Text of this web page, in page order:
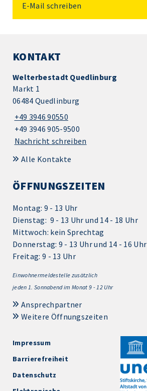
E-Mail schreiben
KONTAKT
Welterbestadt Quedlinburg
Markt 1
06484 Quedlinburg
+49 3946 90550
+49 3946 905-9500
Nachricht schreiben
Alle Kontakte
ÖFFNUNGSZEITEN
Montag: 9 - 13 Uhr
Dienstag: 9 - 13 Uhr und 14 - 18 Uhr
Mittwoch: kein Sprechtag
Donnerstag: 9 - 13 Uhr und 14 - 16 Uhr
Freitag: 9 - 13 Uhr
Einwohnermeldestelle zusätzlich
jeden 1. Sonnabend im Monat 9 - 12 Uhr
Ansprechpartner
Weitere Öffnungszeiten
Impressum
Barrierefreiheit
Datenschutz